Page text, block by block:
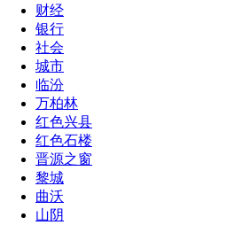
财经
银行
社会
城市
临汾
万柏林
红色兴县
红色石楼
晋源之窗
黎城
曲沃
山阴